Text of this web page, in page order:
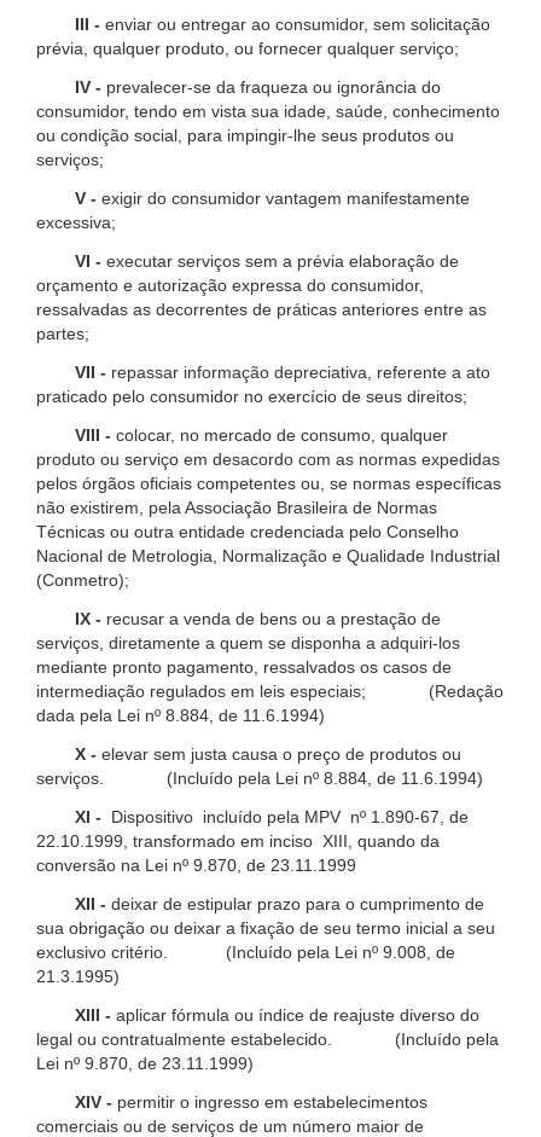
III - enviar ou entregar ao consumidor, sem solicitação
prévia, qualquer produto, ou fornecer qualquer serviço;
IV - prevalecer-se da fraqueza ou ignorância do
consumidor, tendo em vista sua idade, saúde, conhecimento
ou condição social, para impingir-lhe seus produtos ou
serviços;
V - exigir do consumidor vantagem manifestamente
excessiva;
VI - executar serviços sem a prévia elaboração de
orçamento e autorização expressa do consumidor,
ressalvadas as decorrentes de práticas anteriores entre as
partes;
VII - repassar informação depreciativa, referente a ato
praticado pelo consumidor no exercício de seus direitos;
VIII - colocar, no mercado de consumo, qualquer
produto ou serviço em desacordo com as normas expedidas
pelos órgãos oficiais competentes ou, se normas específicas
não existirem, pela Associação Brasileira de Normas
Técnicas ou outra entidade credenciada pelo Conselho
Nacional de Metrologia, Normalização e Qualidade Industrial
(Conmetro);
IX - recusar a venda de bens ou a prestação de
serviços, diretamente a quem se disponha a adquiri-los
mediante pronto pagamento, ressalvados os casos de
intermediação regulados em leis especiais; (Redação
dada pela Lei nº 8.884, de 11.6.1994)
X - elevar sem justa causa o preço de produtos ou
serviços. (Incluído pela Lei nº 8.884, de 11.6.1994)
XI -
Dispositivo incluído pela MPV nº 1.890-67, de
22.10.1999, transformado em inciso XIII, quando da
conversão na Lei nº 9.870, de 23.11.1999
XII - deixar de estipular prazo para o cumprimento de
sua obrigação ou deixar a fixação de seu termo inicial a seu
exclusivo critério. (Incluído pela Lei nº 9.008, de
21.3.1995)
XIII - aplicar fórmula ou índice de reajuste diverso do
legal ou contratualmente estabelecido. (Incluído pela
Lei nº 9.870, de 23.11.1999)
XIV - permitir o ingresso em estabelecimentos
comerciais ou de serviços de um número maior de